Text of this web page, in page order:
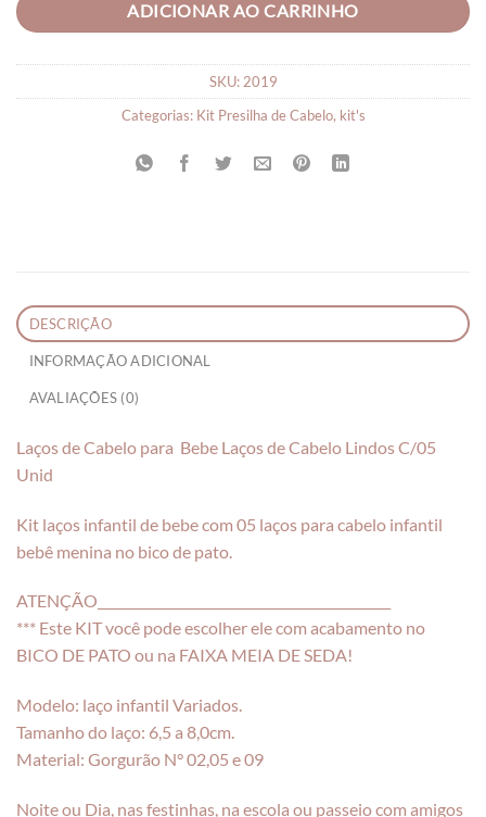
ADICIONAR AO CARRINHO
SKU: 2019
Categorias: Kit Presilha de Cabelo, kit's
DESCRIÇÃO
INFORMAÇÃO ADICIONAL
AVALIAÇÕES (0)
Laços de Cabelo para Bebe Laços de Cabelo Lindos C/05
Unid
Kit laços infantil de bebe com 05 laços para cabelo infantil
bebê menina no bico de pato.
ATENÇÃO_____________________________________________
*** Este KIT você pode escolher ele com acabamento no
BICO DE PATO ou na FAIXA MEIA DE SEDA!
Modelo: laço infantil Variados.
Tamanho do laço: 6,5 a 8,0cm.
Material: Gorgurão N° 02,05 e 09
Noite ou Dia, nas festinhas, na escola ou passeio com amigos